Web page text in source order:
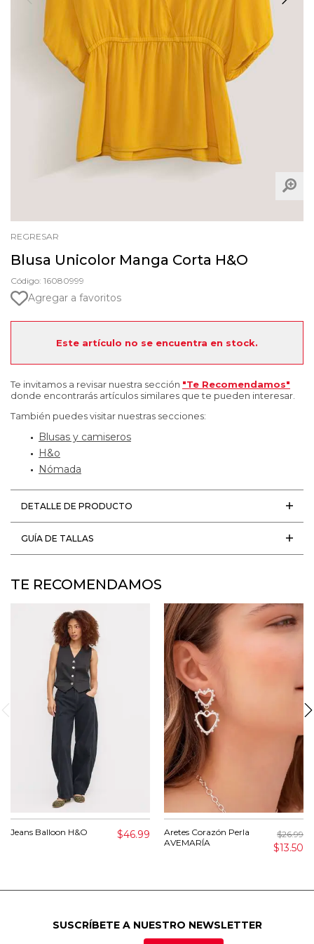
REGRESAR
Blusa Unicolor Manga Corta H&O
Código: 16080999
Agregar a favoritos
Este artículo no se encuentra en stock.
Te invitamos a revisar nuestra sección "Te Recomendamos"
donde encontrarás artículos similares que te pueden interesar.
También puedes visitar nuestras secciones:
Blusas y camiseros
H&o
Nómada
DETALLE DE PRODUCTO
GUÍA DE TALLAS
TE RECOMENDAMOS
Jeans Balloon H&O $46.99
Aretes Corazón Perla
AVEMARÍA
$26.99
$13.50
SUSCRÍBETE A NUESTRO NEWSLETTER